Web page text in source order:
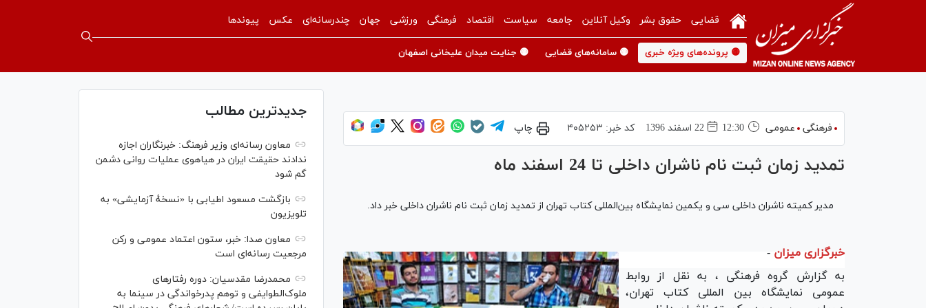
قضایی حقوق بشر وکیل آنلاین جامعه سیاست اقتصاد فرهنگی ورزشی جهان چندرسانه‌ای عکس پیوندها
🟡 پرونده‌های ویژه خبری 🟡 سامانه‌های قضایی 🟡 جنایت میدان علیخانی اصفهان
فرهنگی عمومی 12:30 22 اسفند 1396 کد خبر: ۴۰۵۲۵۳ چاپ
تمدید زمان ثبت نام ناشران داخلی تا 24 اسفند ماه
مدیر کمیته ناشران داخلی سی و یکمین نمایشگاه بین‌المللی کتاب تهران از تمدید زمان ثبت نام ناشران داخلی خبر داد.
خبرگزاری میزان -
به گزارش گروه فرهنگی ، به نقل از روابط
عمومی نمایشگاه بین المللی کتاب تهران،
جدیدترین مطالب
معاون رسانه‌ای وزیر فرهنگ: خبرنگاران اجازه
ندادند حقیقت ایران در هیاهوی عملیات روانی دشمن
گم شود
بازگشت مسعود اطیابی با «نسخهٔ آزمایشی» به
تلویزیون
معاون صدا: خبر، ستون اعتماد عمومی و رکن
مرجعیت رسانه‌ای است
محمدرضا مقدسیان: دوره رفتارهای
ملوک‌الطوایفی و توهم پدرخواندگی در سینما به